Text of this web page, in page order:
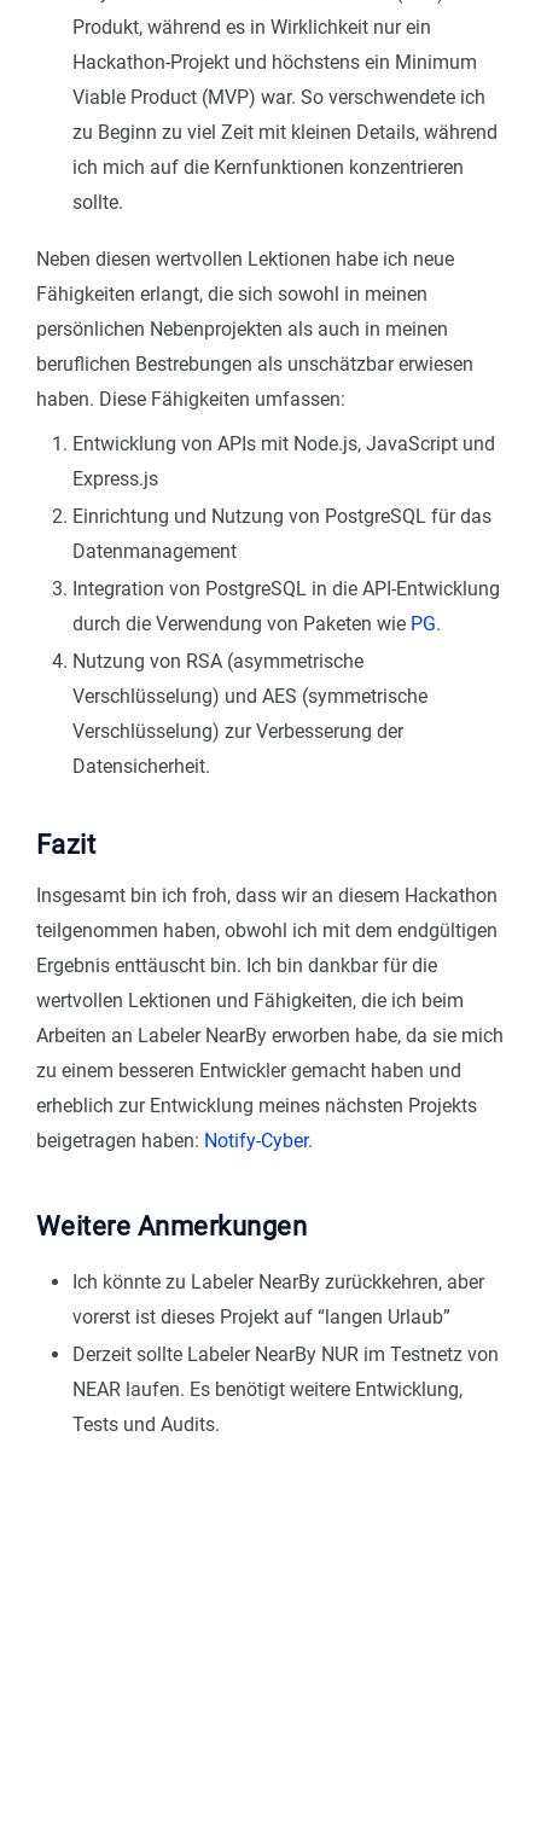
Produkt, während es in Wirklichkeit nur ein
Hackathon-Projekt und höchstens ein Minimum
Viable Product (MVP) war. So verschwendete ich
zu Beginn zu viel Zeit mit kleinen Details, während
ich mich auf die Kernfunktionen konzentrieren
sollte.
Neben diesen wertvollen Lektionen habe ich neue
Fähigkeiten erlangt, die sich sowohl in meinen
persönlichen Nebenprojekten als auch in meinen
beruflichen Bestrebungen als unschätzbar erwiesen
haben. Diese Fähigkeiten umfassen:
Entwicklung von APIs mit Node.js, JavaScript und
Express.js
Einrichtung und Nutzung von PostgreSQL für das
Datenmanagement
Integration von PostgreSQL in die API-Entwicklung
durch die Verwendung von Paketen wie PG.
Nutzung von RSA (asymmetrische
Verschlüsselung) und AES (symmetrische
Verschlüsselung) zur Verbesserung der
Datensicherheit.
Fazit
Insgesamt bin ich froh, dass wir an diesem Hackathon
teilgenommen haben, obwohl ich mit dem endgültigen
Ergebnis enttäuscht bin. Ich bin dankbar für die
wertvollen Lektionen und Fähigkeiten, die ich beim
Arbeiten an Labeler NearBy erworben habe, da sie mich
zu einem besseren Entwickler gemacht haben und
erheblich zur Entwicklung meines nächsten Projekts
beigetragen haben: Notify-Cyber.
Weitere Anmerkungen
Ich könnte zu Labeler NearBy zurückkehren, aber
vorerst ist dieses Projekt auf “langen Urlaub”
Derzeit sollte Labeler NearBy NUR im Testnetz von
NEAR laufen. Es benötigt weitere Entwicklung,
Tests und Audits.